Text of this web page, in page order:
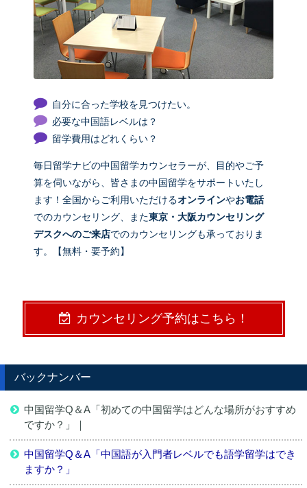
自分に合った学校を見つけたい。
必要な中国語レベルは？
留学費用はどれくらい？
毎日留学ナビの中国留学カウンセラーが、目的やご予
算を伺いながら、皆さまの中国留学をサポートいたし
ます！全国からご利用いただけるオンラインやお電話
でのカウンセリング、また東京・大阪カウンセリング
デスクへのご来店でのカウンセリングも承っておりま
す。【無料・要予約】
カウンセリング予約はこちら！
バックナンバー
中国留学Q＆A「初めての中国留学はどんな場所がおすすめ
ですか？」｜
中国留学Q＆A「中国語が入門者レベルでも語学留学はでき
ますか？」